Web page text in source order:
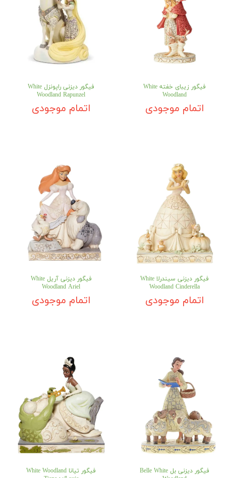
فیگور زیبای خفته White
Woodland
اتمام موجودی
فیگور دیزنی راپونزل White
Woodland Rapunzel
اتمام موجودی
فیگور دیزنی سیندرلا White
Woodland Cinderella
اتمام موجودی
فیگور دیزنی آریل White
Woodland Ariel
اتمام موجودی
فیگور دیزنی بل Belle White
فیگور تیانا White Woodland